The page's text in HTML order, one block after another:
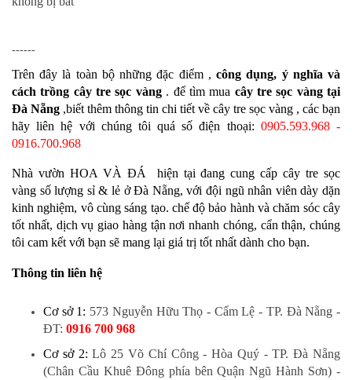
------
Trên đây là toàn bộ những đặc điểm ,công dụng, ý nghĩa và
cách trồng cây tre sọc vàng. để tìm mua cây tre sọc vàng tại
Đà Nẵng ,biết thêm thông tin chi tiết về cây tre sọc vàng , các bạn
hãy liên hệ với chúng tôi quá số điện thoại: 0905.593.968 -
0916.700.968
Nhà vườn HOA VÀ ĐÁ
hiện tại đang cung cấp cây tre sọc
vàng số lượng sỉ & lẻ ở Đà Nẵng, với đội ngũ nhân viên dày dặn
kinh nghiệm, vô cùng sáng tạo. chế độ bảo hành và chăm sóc cây
tốt nhất, dịch vụ giao hàng tận nơi nhanh chóng, cẩn thận, chúng
tôi cam kết với bạn sẽ mang lại giá trị tốt nhất dành cho bạn.
Thông tin liên hệ
Cơ sở 1: 573 Nguyễn Hữu Thọ - Cẩm Lệ - TP. Đà Nẵng -
ĐT: 0916 700 968
Cơ sở 2: Lô 25 Võ Chí Công - Hòa Quý - TP. Đà Nẵng
(Chân Cầu Khuê Đông phía bên Quận Ngũ Hành Sơn) -